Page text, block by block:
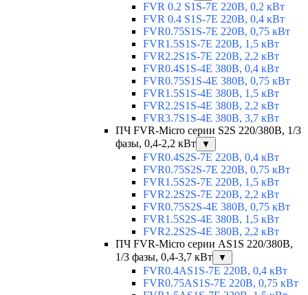
FVR 0.2 S1S-7E 220В, 0,2 кВт
FVR 0.4 S1S-7E 220В, 0,4 кВт
FVR0.75S1S-7E 220В, 0,75 кВт
FVR1.5S1S-7E 220В, 1,5 кВт
FVR2.2S1S-7E 220В, 2,2 кВт
FVR0.4S1S-4E 380В, 0,4 кВт
FVR0.75S1S-4E 380В, 0,75 кВт
FVR1.5S1S-4E 380В, 1,5 кВт
FVR2.2S1S-4E 380В, 2,2 кВт
FVR3.7S1S-4E 380В, 3,7 кВт
ПЧ FVR-Micro серии S2S 220/380В, 1/3
фазы, 0,4-2,2 кВт
▼
FVR0.4S2S-7E 220В, 0,4 кВт
FVR0.75S2S-7E 220В, 0,75 кВт
FVR1.5S2S-7E 220В, 1,5 кВт
FVR2.2S2S-7E 220В, 2,2 кВт
FVR0.75S2S-4E 380В, 0,75 кВт
FVR1.5S2S-4E 380В, 1,5 кВт
FVR2.2S2S-4E 380В, 2,2 кВт
ПЧ FVR-Micro серии AS1S 220/380В,
1/3 фазы, 0,4-3,7 кВт
▼
FVR0.4AS1S-7E 220В, 0,4 кВт
FVR0.75AS1S-7E 220В, 0,75 кВт